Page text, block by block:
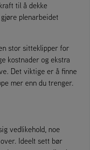
til å dekke
plenarbeidet
stor sitteklipper for
kostnader og ekstra
Det viktige er å finne
mer enn du trenger.
vedlikehold, noe
Ideelt sett bør